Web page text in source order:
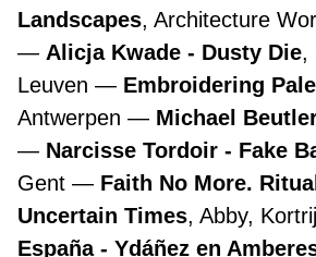
Landscapes, Architecture
Alicja Kwade - Dusty Die,
Leuven
Embroidering
Antwerpen
Michael
Narcisse Tordoir - Fake
Gent
Faith No More.
Uncertain Times, Abby,
España - Ydáñez en